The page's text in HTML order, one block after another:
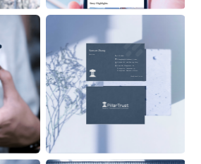
Stroy Highlights
Sansan Zhang
Position
555 6999
ZhangSan@Alaskanoil.com
Alaska Oil and Energy Corp.
Lane 88, Happiness &
Prosperity Community,
Prosperous Business Street
Alaskanoil.com